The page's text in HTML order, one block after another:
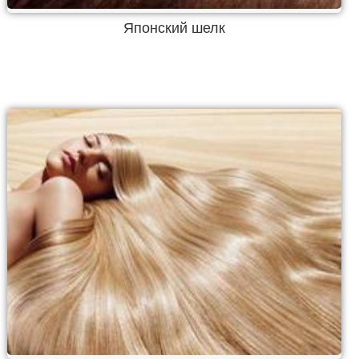
Японский шелк